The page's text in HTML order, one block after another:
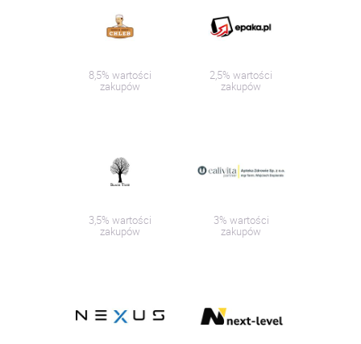
8,5% wartości
zakupów
2,5% wartości
zakupów
3,5% wartości
zakupów
3% wartości
zakupów